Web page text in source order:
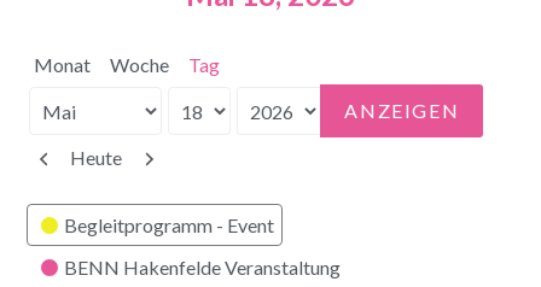
Monat Woche Tag
Monat
Tag
Jahr
Zurück
Heute Weiter
Kategorien
Begleitprogramm - Event
BENN Hakenfelde Veranstaltung